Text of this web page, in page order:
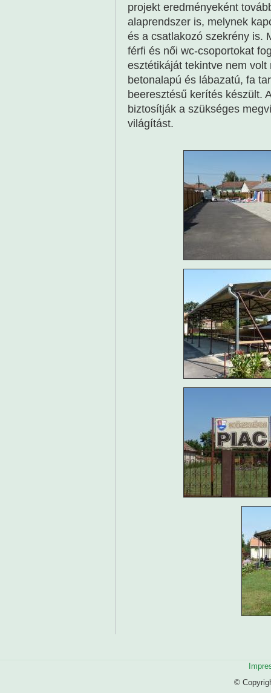
projekt eredményeként
alaprendszer is, melynek
és a csatlakozó szekrény is.
férfi és női wc-csoportokat
esztétikáját tekintve nem
betonalapú és lábazatú, fa
beeresztésű kerítés készült.
biztosítják a szükséges
világítást.
©